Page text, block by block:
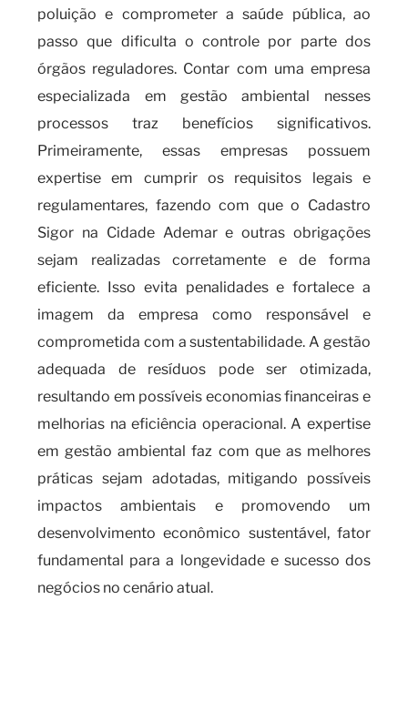
poluição e comprometer a saúde pública, ao
passo que dificulta o controle por parte dos
órgãos reguladores. Contar com uma empresa
especializada em gestão ambiental nesses
processos traz benefícios significativos.
Primeiramente, essas empresas possuem
expertise em cumprir os requisitos legais e
regulamentares, fazendo com que o Cadastro
Sigor na Cidade Ademar e outras obrigações
sejam realizadas corretamente e de forma
eficiente. Isso evita penalidades e fortalece a
imagem da empresa como responsável e
comprometida com a sustentabilidade. A gestão
adequada de resíduos pode ser otimizada,
resultando em possíveis economias financeiras e
melhorias na eficiência operacional. A expertise
em gestão ambiental faz com que as melhores
práticas sejam adotadas, mitigando possíveis
impactos ambientais e promovendo um
desenvolvimento econômico sustentável, fator
fundamental para a longevidade e sucesso dos
negócios no cenário atual.